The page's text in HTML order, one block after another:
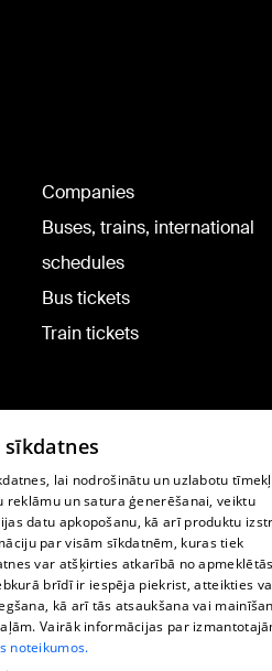
Companies
Buses, trains, international
schedules
Bus tickets
Train tickets
lai nodrošinātu un uzlabotu
un satura ģenerēšanai, veiktu
datu apkopošanu, kā arī produktu
par visām sīkdatnēm, kuras tiek
var atšķirties atkarībā no
brīdī ir iespēja piekrist, atteikties
kā arī tās atsaukšana vai
Vairāk informācijas par
noteikumos.